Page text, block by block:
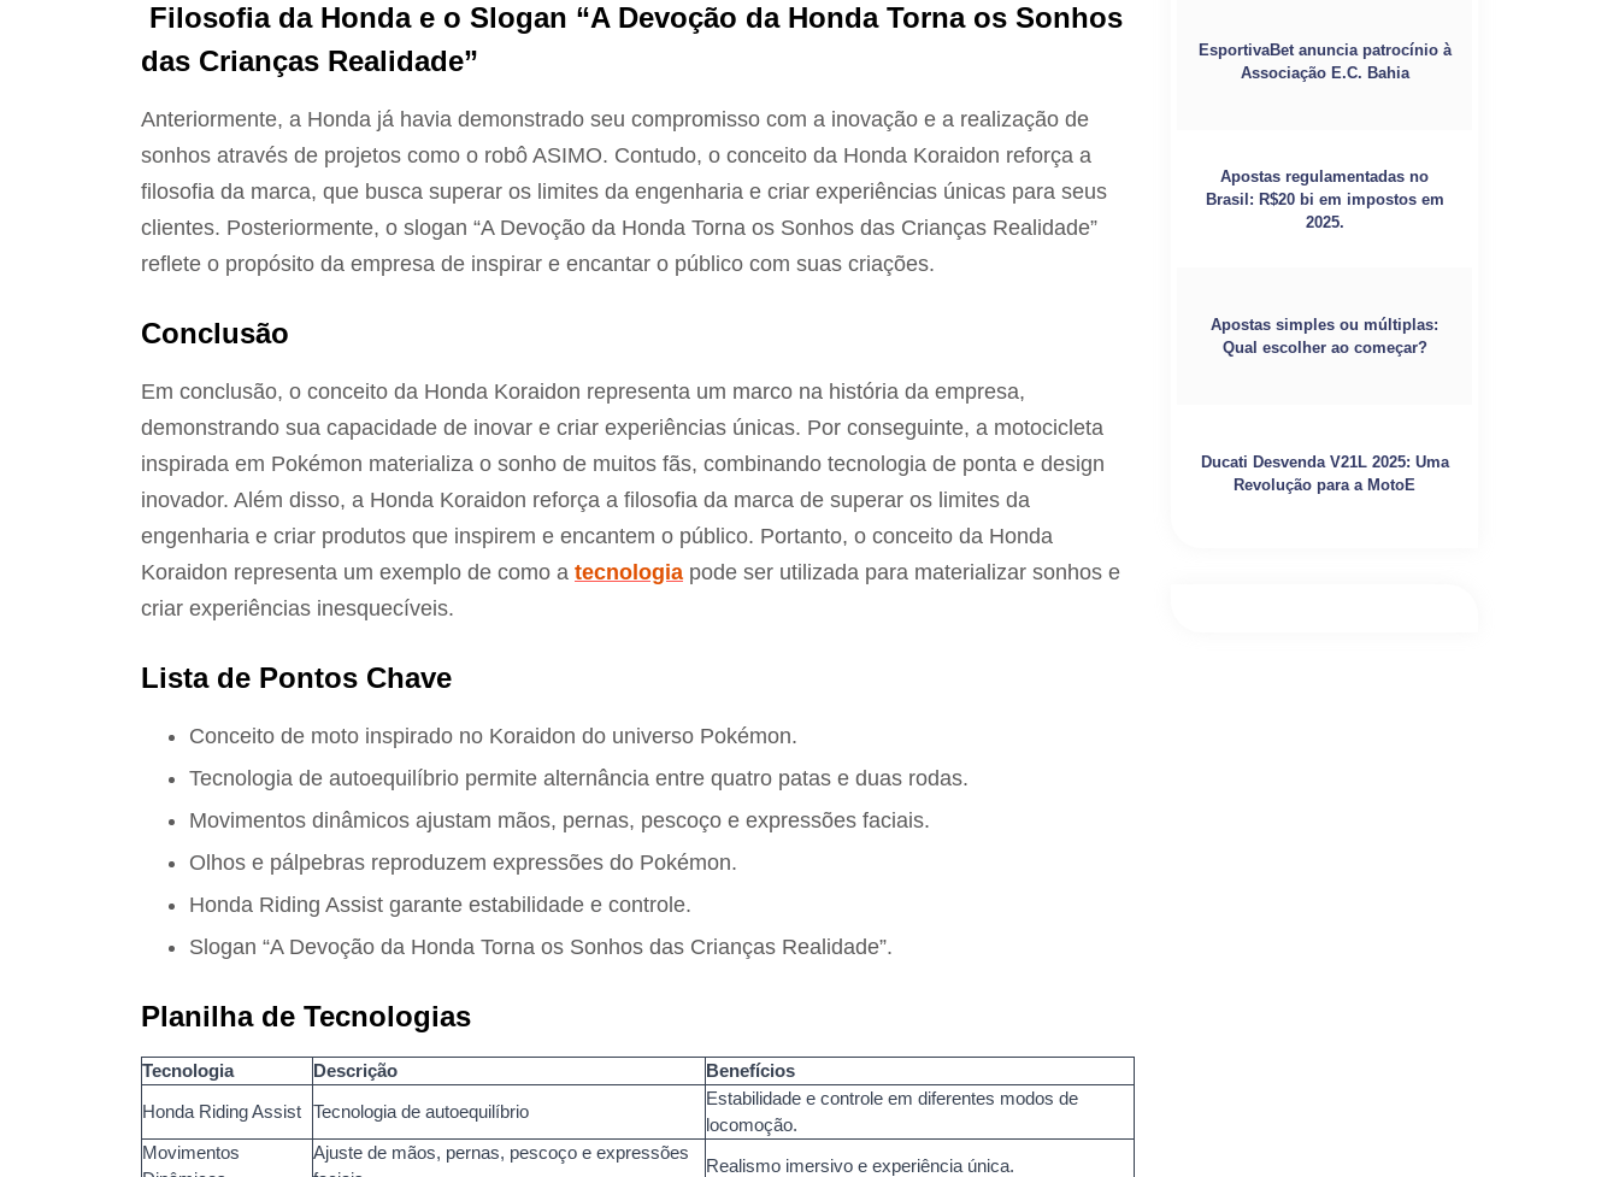
Filosofia da Honda e o Slogan “A Devoção da Honda Torna os Sonhos
das Crianças Realidade”
Anteriormente, a Honda já havia demonstrado seu compromisso com a inovação e a realização de
sonhos através de projetos como o robô ASIMO. Contudo, o conceito da Honda Koraidon reforça a
filosofia da marca, que busca superar os limites da engenharia e criar experiências únicas para seus
clientes. Posteriormente, o slogan “A Devoção da Honda Torna os Sonhos das Crianças Realidade”
reflete o propósito da empresa de inspirar e encantar o público com suas criações.
Conclusão
Em conclusão, o conceito da Honda Koraidon representa um marco na história da empresa,
demonstrando sua capacidade de inovar e criar experiências únicas. Por conseguinte, a motocicleta
inspirada em Pokémon materializa o sonho de muitos fãs, combinando tecnologia de ponta e design
inovador. Além disso, a Honda Koraidon reforça a filosofia da marca de superar os limites da
engenharia e criar produtos que inspirem e encantem o público. Portanto, o conceito da Honda
Koraidon representa um exemplo de como a tecnologia pode ser utilizada para materializar sonhos e
criar experiências inesquecíveis.
Lista de Pontos Chave
Conceito de moto inspirado no Koraidon do universo Pokémon.
Tecnologia de autoequilíbrio permite alternância entre quatro patas e duas rodas.
Movimentos dinâmicos ajustam mãos, pernas, pescoço e expressões faciais.
Olhos e pálpebras reproduzem expressões do Pokémon.
Honda Riding Assist garante estabilidade e controle.
Slogan “A Devoção da Honda Torna os Sonhos das Crianças Realidade”.
Planilha de Tecnologias
Tecnologia Descrição
Benefícios
Honda Riding Assist Tecnologia de autoequilíbrio
Estabilidade e controle em diferentes modos de
locomoção.
Movimentos
Ajuste de mãos, pernas, pescoço e expressões
Realismo imersivo e experiência única.
EsportivaBet anuncia patrocínio à
Associação E.C. Bahia
Apostas regulamentadas no
Brasil: R$20 bi em impostos em
2025.
Apostas simples ou múltiplas:
Qual escolher ao começar?
Ducati Desvenda V21L 2025: Uma
Revolução para a MotoE